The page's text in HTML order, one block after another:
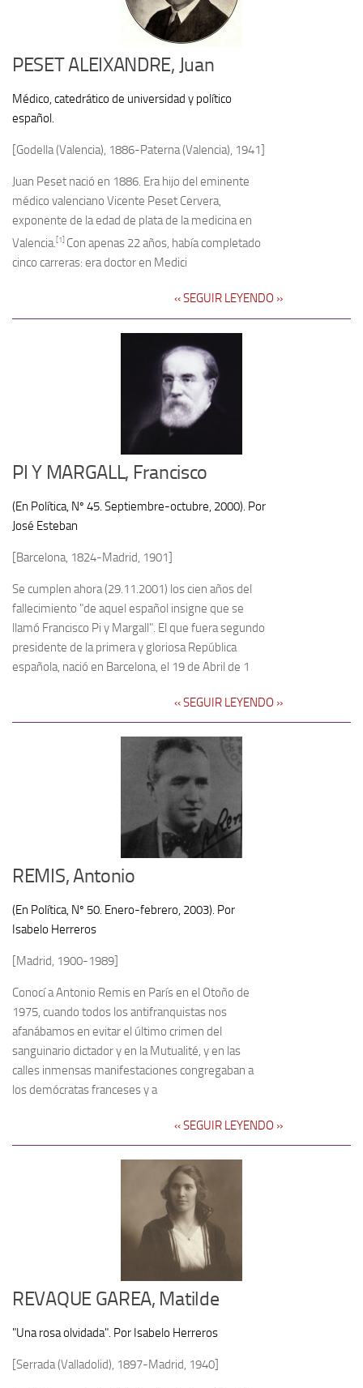
PESET ALEIXANDRE, Juan
Médico, catedrático de universidad y político
español.
[Godella (Valencia), 1886-Paterna (Valencia), 1941]
Juan Peset nació en 1886. Era hijo del eminente
médico valenciano Vicente Peset Cervera,
exponente de la edad de plata de la medicina en
Valencia. [1] Con apenas 22 años, había completado
cinco carreras: era doctor en Medici
‹‹ SEGUIR LEYENDO ››
PI Y MARGALL, Francisco
(En Política, Nº 45. Septiembre-octubre, 2000). Por
José Esteban
[Barcelona, 1824-Madrid, 1901]
Se cumplen ahora (29.11.2001) los cien años del
fallecimiento "de aquel español insigne que se
llamó Francisco Pi y Margall". El que fuera segundo
presidente de la primera y glo­riosa República
española, nació en Barcelona, el 19 de Abril de 1
‹‹ SEGUIR LEYENDO ››
REMIS, Antonio
(En Política, Nº 50. Enero-febrero, 2003). Por
Isabelo Herreros
[Madrid, 1900-1989]
Conocí a Antonio Remis en París en el Otoño de
1975, cuando todos los antifranquistas nos
afanábamos en evitar el último crimen del
sanguinario dictador y en la Mutualité, y en las
calles inmensas manifestaciones congregaban a
los demócratas franceses y a
‹‹ SEGUIR LEYENDO ››
REVAQUE GAREA, Matilde
"Una rosa olvidada". Por Isabelo Herreros
[Serrada (Valladolid), 1897-Madrid, 1940]